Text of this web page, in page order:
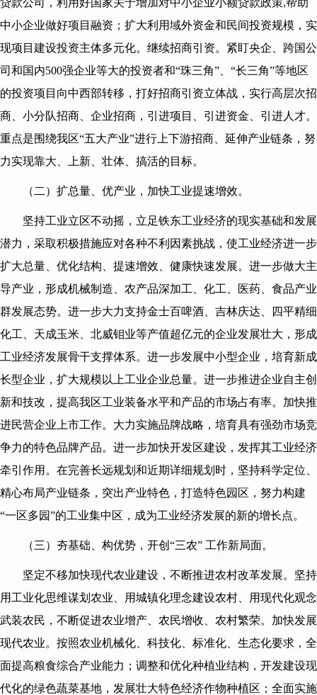
中小企业做好项目融资；扩大利用域外资金和民间投资规模，实
现项目建设投资主体多元化。继续招商引资。紧盯央企、跨国公
司和国内500强企业等大的投资者和“珠三角”、“长三角”等地区
的投资项目向中西部转移，打好招商引资立体战，实行高层次招
商、小分队招商、企业招商，引进项目、引进资金、引进人才。
重点是围绕我区“五大产业”进行上下游招商、延伸产业链条，努
力实现靠大、上新、壮体、搞活的目标。
（二）扩总量、优产业，加快工业提速增效。
坚持工业立区不动摇，立足铁东工业经济的现实基础和发展
潜力，采取积极措施应对各种不利因素挑战，使工业经济进一步
扩大总量、优化结构、提速增效、健康快速发展。进一步做大主
导产业，形成机械制造、农产品深加工、化工、医药、食品产业
群发展态势。进一步大力支持金士百啤酒、吉林庆达、四平精细
化工、天成玉米、北威钼业等产值超亿元的企业发展壮大，形成
工业经济发展骨干支撑体系。进一步发展中小型企业，培育新成
长型企业，扩大规模以上工业企业总量。进一步推进企业自主创
新和技改，提高我区工业装备水平和产品的市场占有率。加快推
进民营企业上市工作。大力实施品牌战略，培育具有强劲市场竞
争力的特色品牌产品。进一步加快开发区建设，发挥其工业经济
牵引作用。在完善长远规划和近期详细规划时，坚持科学定位、
精心布局产业链条，突出产业特色，打造特色园区，努力构建
“一区多园”的工业集中区，成为工业经济发展的新的增长点。
（三）夯基础、构优势，开创“三农” 工作新局面。
坚定不移加快现代农业建设，不断推进农村改革发展。坚持
用工业化思维谋划农业、用城镇化理念建设农村、用现代化观念
武装农民，不断促进农业增产、农民增收、农村繁荣。加快发展
现代农业。按照农业机械化、科技化、标准化、生态化要求，全
面提高粮食综合产业能力；调整和优化种植业结构，开发建设现
代化的绿色蔬菜基地，发展壮大特色经济作物种植区；全面实施